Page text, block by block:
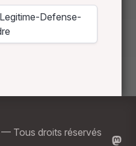
Télécharger
Defense-
Tous droits réservés